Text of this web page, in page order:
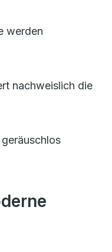
werden
nachweislich die